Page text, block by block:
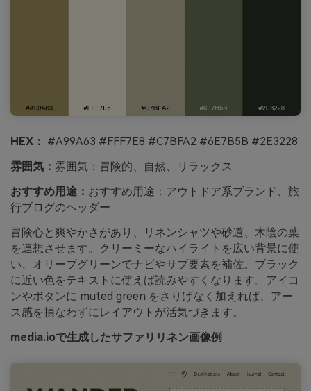
HEX： #A99A63 #FFF7E8 #C7BFA2 #6E7B5B #2E3228
雰囲気： 雰囲気：冒険的、自然、リラックス
おすすめ用途： おすすめ用途：アウトドア系ブランド、旅
行ブログのヘッダー
冒険心と爽やかさがあり、リネンシャツや砂道、木陰の葉
を連想させます。クリーミーなハイライトを広い背景に使
い、オリーブグリーンでナビやサブ要素を補佐。ブラック
に近い色をテキストに使えば読みやすくなります。アイコ
ンやボタンに muted green をさりげなく加えれば、アー
ス感を損なわずにレイアウトが活気づきます。
media.ioで生成したサファリリネン画像例